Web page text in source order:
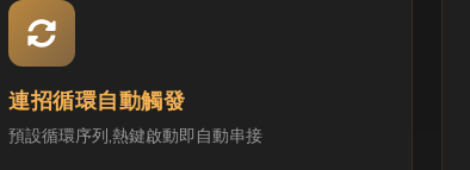
連招循環自動觸發
預設循環序列,熱鍵啟動即自動串接